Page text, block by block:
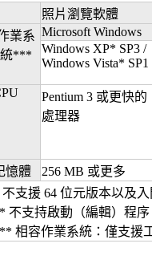
照片瀏覽軟體
業系
統***
Microsoft Windows
Windows XP* SP3 /
Windows Vista* SP1
Pentium 3 或更快的
處理器
憶體 256 MB 或更多
支援 64 位元版本以及入
不支持啟動（編輯）程序
相容作業系統：僅支援